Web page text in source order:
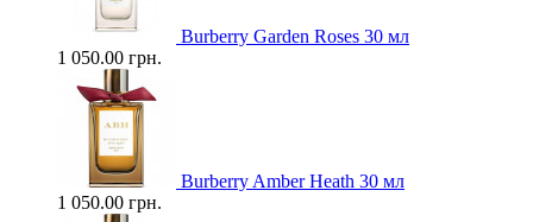
Burberry Garden Roses 30 мл
1 050.00 грн.
Burberry Amber Heath 30 мл
1 050.00 грн.